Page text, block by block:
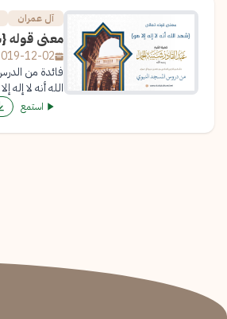
آل عمران
معنى قوله
12-02
فائدة من
الله أنه لا إله
استمع